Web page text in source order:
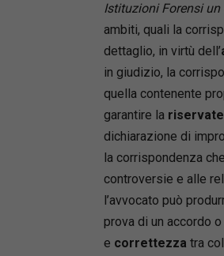
Istituzioni Forensi
ambiti, quali la
dettaglio, in virtù dell’
in giudizio, la
quella contenente
garantire la
dichiarazione di
la corrispondenza
controversie e alle
l’avvocato può
prova di un accordo
e correttezza tra